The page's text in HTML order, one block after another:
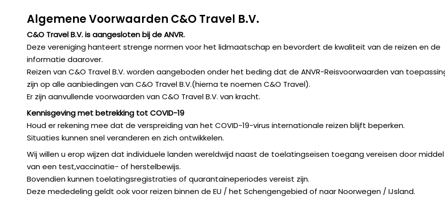
Algemene Voorwaarden C&O Travel B.V.
C&O Travel B.V. is aangesloten bij de ANVR.
Deze vereniging hanteert strenge normen voor het lidmaatschap en bevordert de kwaliteit van de reizen en de
informatie daarover.
Reizen van C&O Travel B.V. worden aangeboden onder het beding dat de ANVR-Reisvoorwaarden van
zijn op alle aanbiedingen van C&O Travel B.V.(hierna te noemen C&O Travel).
Er zijn aanvullende voorwaarden van C&O Travel B.V. van kracht.
Kennisgeving met betrekking tot COVID-19
Houd er rekening mee dat de verspreiding van het COVID-19-virus internationale reizen blijft beperken.
Situaties kunnen snel veranderen en zich ontwikkelen.
Wij willen u erop wijzen dat individuele landen wereldwijd naast de toelatingseisen toegang vereisen door middel
van een test,vaccinatie- of herstelbewijs.
Bovendien kunnen toelatingsregistraties of quarantaineperiodes vereist zijn.
Deze mededeling geldt ook voor reizen binnen de EU / het Schengengebied of naar Noorwegen / IJsland.